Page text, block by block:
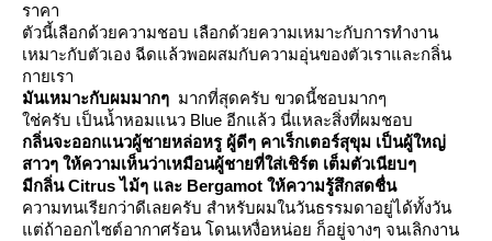
ราคา
ตัวนี้เลือกด้วยความชอบ เลือกด้วยความเหมาะกับการทำงาน
เหมาะกับตัวเอง ฉีดแล้วพอผสมกับความอุ่นของตัวเราและกลิ่น
กายเรา
มันเหมาะกับผมมากๆ มากที่สุดครับ ขวดนี้ชอบมากๆ
ช่ครับ เป็นน้ำหอมแนว Blue อีกแล้ว นี่แหละสิ่งที่ผมชอบ
กลิ่นจะออกแนวผู้ชายหล่อหรู ผู้ดีๆ คาเร็กเตอร์สุขุม เป็นผู้ใหญ่
สาวๆ ให้ความเห็นว่าเหมือนผู้ชายที่ใส่เชิร์ต เต็มตัวเนียบๆ
มีกลิ่น Citrus ไม้ๆ และ Bergamot ให้ความรู้สึกสดชื่น
ความทนเรียกว่าดีเลยครับ สำหรับผมในวันธรรมดาอยู่ได้ทั้งวัน
ต่ถ้าออกไซต์อากาศร้อน โดนเหงื่อหน่อย ก็อยู่จางๆ จนเลิกงาน